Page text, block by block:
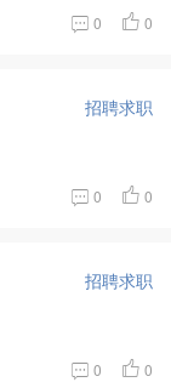
0 0
招聘求职
0 0
招聘求职
0 0